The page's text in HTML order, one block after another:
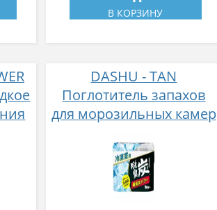
В КОРЗИНУ
DASHU - TAN
Поглотитель запахов
для морозильных камер